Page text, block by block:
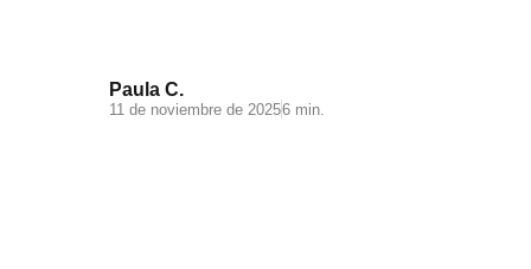
Paula C.
11 de noviembre de 20256 min.